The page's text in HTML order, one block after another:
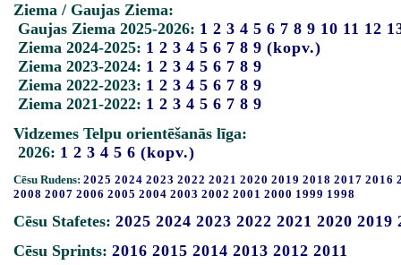
Ziema / Gaujas Ziema:
Gaujas Ziema 2025-2026: 1 2 3 4 5 6 7 8 9 10 11 12
Ziema 2024-2025: 1 2 3 4 5 6 7 8 9 (kopv.)
Ziema 2023-2024: 1 2 3 4 5 6 7 8 9
Ziema 2022-2023: 1 2 3 4 5 6 7 8 9
Ziema 2021-2022: 1 2 3 4 5 6 7 8 9
Vidzemes Telpu orientēšanās līga:
2026: 1 2 3 4 5 6 (kopv.)
Cēsu Rudens: 2025 2024 2023 2022 2021 2020 2019 2018 2017 2016
2008 2007 2006 2005 2004 2003 2002 2001 2000 1999 1998
Cēsu Stafetes: 2025 2024 2023 2022 2021 2020 2019
Cēsu Sprints: 2016 2015 2014 2013 2012 2011